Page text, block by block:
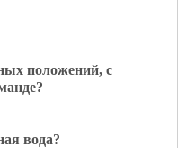
положений, с
вода?